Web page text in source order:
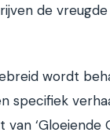
de
wordt
specifiek
‘Gloeiende